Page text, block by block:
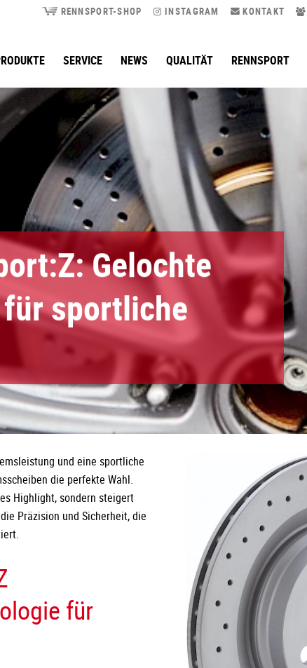
RENNSPORT-SHOP INSTAGRAM KONTAKT
SERVICE NEWS QUALITÄT RENNSPORT
Gelochte
sportliche
und eine sportliche
die perfekte Wahl.
Highlight, sondern steigert
Präzision und Sicherheit, die
für